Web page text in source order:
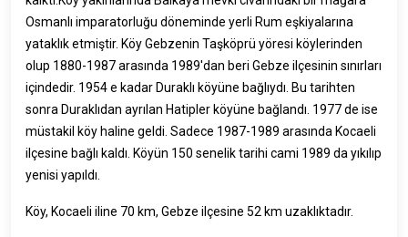
Osmanlı imparatorluğu döneminde yerli Rum eşkiyalarına
yataklık etmiştir. Köy Gebzenin Taşköprü yöresi köylerinden
olup 1880-1987 arasında 1989'dan beri Gebze ilçesinin sınırları
içindedir. 1954 e kadar Duraklı köyüne bağlıydı. Bu tarihten
sonra Duraklıdan ayrılan Hatipler köyüne bağlandı. 1977 de ise
müstakil köy haline geldi. Sadece 1987-1989 arasında Kocaeli
ilçesine bağlı kaldı. Köyün 150 senelik tarihi cami 1989 da yıkılıp
yenisi yapıldı.
Köy, Kocaeli iline 70 km, Gebze ilçesine 52 km uzaklıktadır.